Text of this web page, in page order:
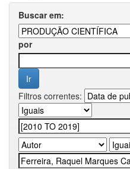
Buscar em:
por
Filtros correntes: